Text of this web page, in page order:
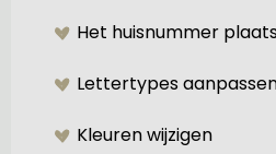
Het huisnummer
Lettertypes
Kleuren wijzigen